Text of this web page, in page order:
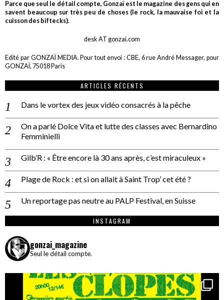
Parce que seul le détail compte, Gonzaï est le magazine des gens qui en
savent beaucoup sur très peu de choses (le rock, la mauvaise foi et la
cuisson des biftecks).
desk AT gonzai.com
Edité par GONZAÏ MEDIA. Pour tout envoi : CBE, 6 rue André Messager, pour
GONZAÏ, 75018 Paris
ARTICLES RÉCENTS
Dans le vortex des jeux vidéo consacrés à la pêche
On a parlé Dolce Vita et lutte des classes avec Bernardino
Femminielli
Gilb’R : « Être encore là 30 ans après, c’est miraculeux »
Plage de Rock : et si on allait à Saint Trop’ cet été ?
Un reportage pas neutre au PALP Festival, en Suisse
INSTAGRAM
gonzai_magazine
Seul le détail compte.